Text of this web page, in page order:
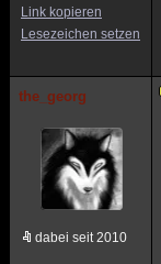
Link kopieren
Lesezeichen setzen
the_georg
dabei seit 2010